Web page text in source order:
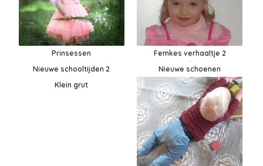
Prinsessen
Femkes verhaaltje 2
Nieuwe schooltijden 2
Nieuwe schoenen
Klein grut